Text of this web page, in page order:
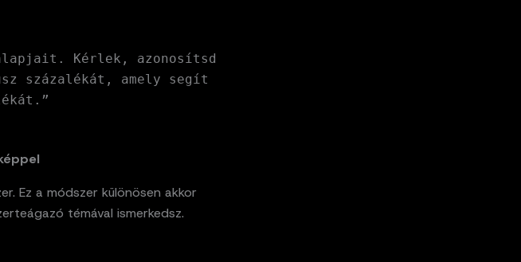
alapjait. Kérlek, azonosítsd
százalékát, amely segít
Ez a módszer különösen akkor
témával ismerkedsz.